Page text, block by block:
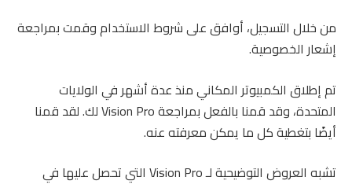
من خلال التسجيل، أوافق على شروط الاستخدام وقمت بمراجعة
إشعار الخصوصية.
تم إطلاق الكمبيوتر المكاني منذ عدة أشهر في الولايات
المتحدة، وقد قمنا بالفعل بمراجعة Vision Pro لك. لقد قمنا
أيضًا بتغطية كل ما يمكن معرفته عنه.
تشبه العروض التوضيحية لـ Vision Pro التي تحصل عليها في